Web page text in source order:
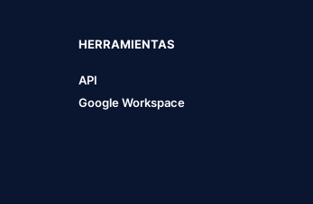
HERRAMIENTAS
API
Google Workspace